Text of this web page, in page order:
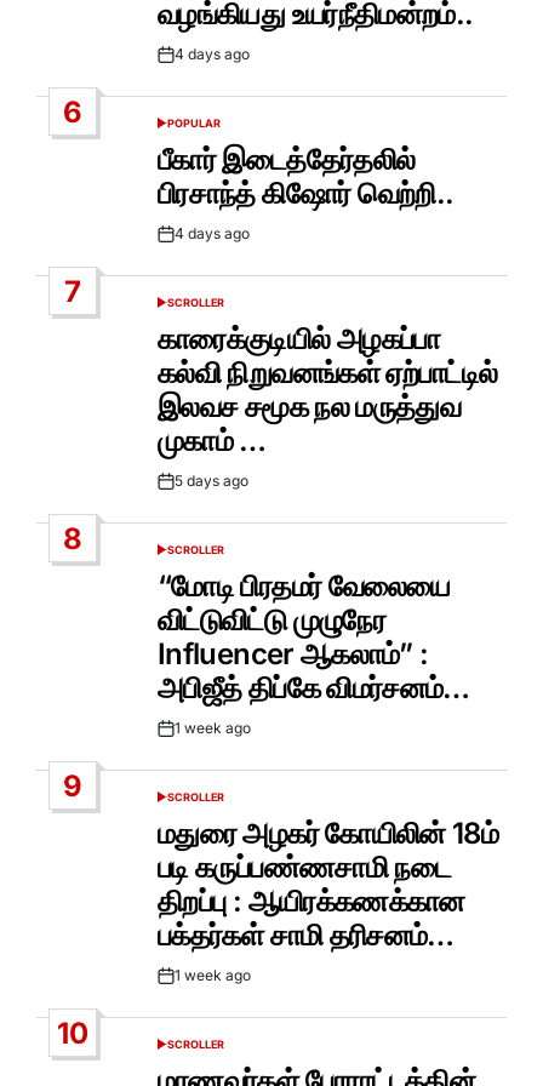
வழங்கியது உயர்நீதிமன்றம்..
Post4 days ago
6
POSTED
IN
POPULAR
பீகார் இடைத்தேர்தலில்
பிரசாந்த் கிஷோர் வெற்றி..
Post4 days ago
7
POSTED
SCROLLER
காரைக்குடியில் அழகப்பா
கல்வி நிறுவனங்கள் ஏற்பாட்டில்
இலவச சமூக நல மருத்துவ
முகாம் …
Post5 days ago
8
POSTED
IN
SCROLLER
“மோடி பிரதமர் வேலையை
விட்டுவிட்டு முழுநேர
Influencer ஆகலாம்” :
அபிஜீத் திப்கே விமர்சனம்…
Post1 week ago
9
POSTED
SCROLLER
மதுரை அழகர் கோயிலின் 18ம்
படி கருப்பண்ணசாமி நடை
திறப்பு : ஆயிரக்கணக்கான
பக்தர்கள் சாமி தரிசனம்…
Post1 week ago
10
POSTED
SCROLLER